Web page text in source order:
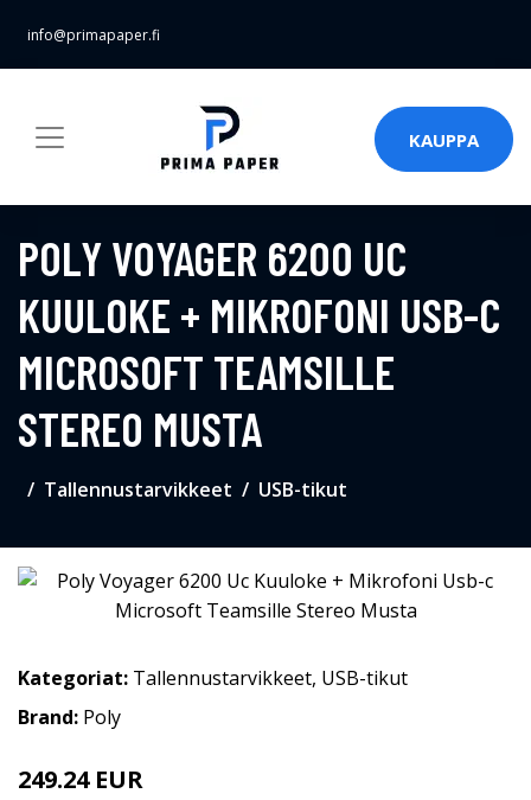
info@primapaper.fi
KAUPPA
POLY VOYAGER 6200 UC
KUULOKE + MIKROFONI USB-C
MICROSOFT TEAMSILLE
STEREO MUSTA
Tallennustarvikkeet USB-tikut
Kategoriat: Tallennustarvikkeet, USB-tikut
Brand: Poly
249.24 EUR